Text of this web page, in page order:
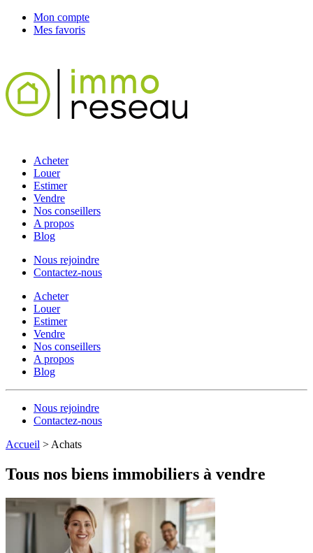
Mon compte
Mes favoris
Acheter
Louer
Estimer
Vendre
Nos conseillers
A propos
Blog
Nous rejoindre
Contactez-nous
Acheter
Louer
Estimer
Vendre
Nos conseillers
A propos
Blog
Nous rejoindre
Contactez-nous
Accueil > Achats
Tous nos biens immobiliers à vendre